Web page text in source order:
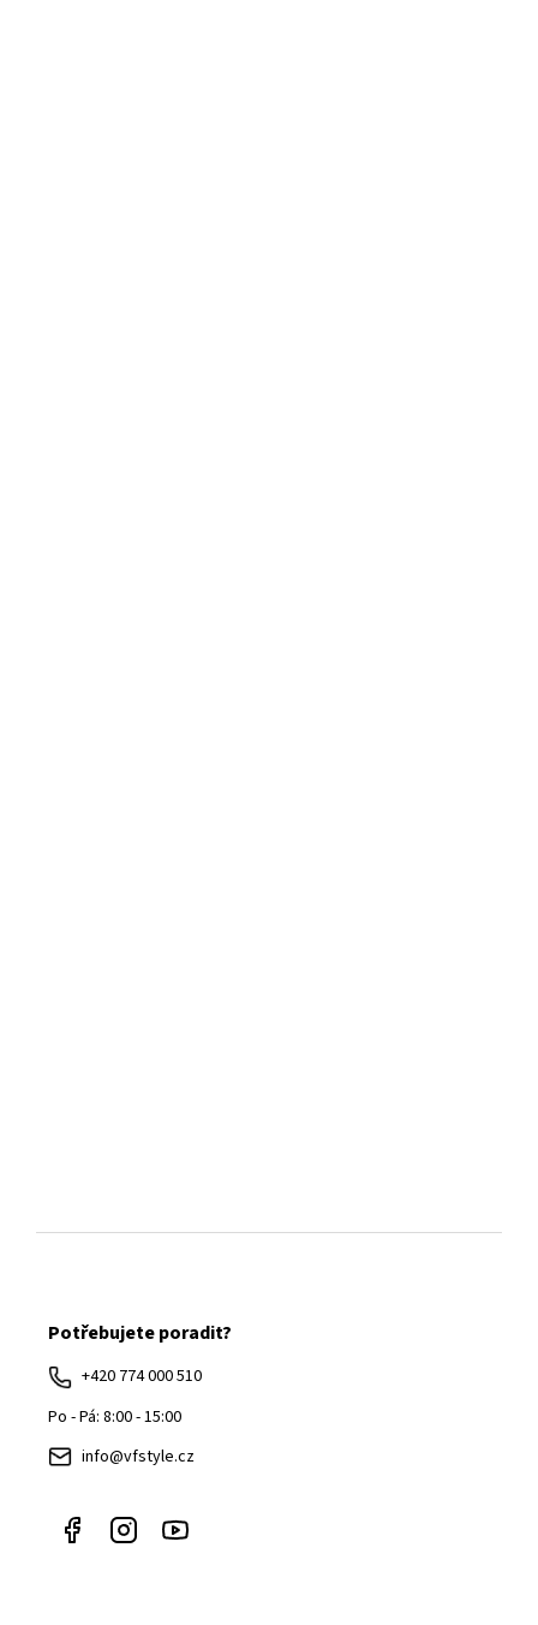
Potřebujete poradit?
+420 774 000 510
Po - Pá: 8:00 - 15:00
info@vfstyle.cz